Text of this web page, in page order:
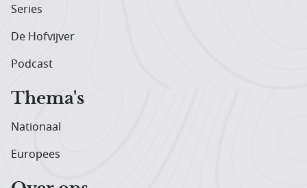
Series
De Hofvijver
Podcast
Thema's
Nationaal
Europees